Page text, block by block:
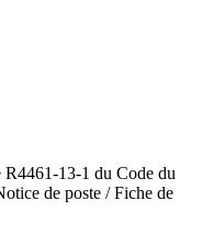
13-1 du Code du
de poste / Fiche de